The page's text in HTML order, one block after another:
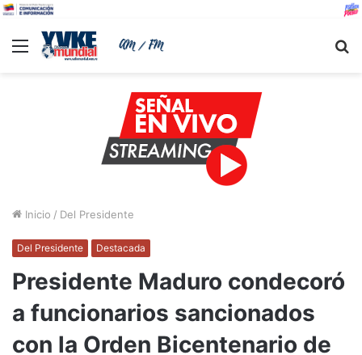
Menu
Inicio / Del Presidente
Del Presidente Destacada
Presidente Maduro condecoró
a funcionarios sancionados
con la Orden Bicentenario de